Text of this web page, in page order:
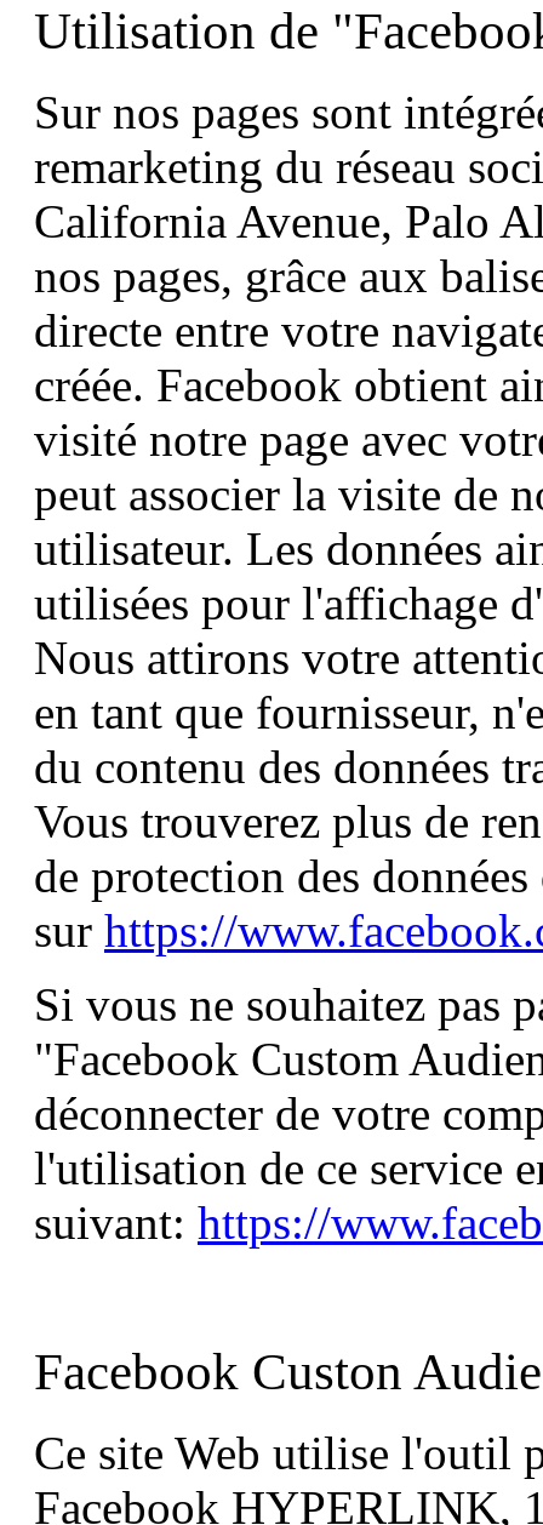
Utilisation de
Sur nos pages sont
remarketing du réseau
California Avenue, Palo
nos pages, grâce aux
directe entre votre
créée. Facebook obtient
visité notre page avec
peut associer la visite de
utilisateur. Les données
utilisées pour l'affichage
Nous attirons votre
en tant que fournisseur,
du contenu des données
Vous trouverez plus de
de protection des
sur https://
Si vous ne souhaitez pas
"Facebook Custom
déconnecter de votre
l'utilisation de ce service
suivant: https://
Facebook Custon
Ce site Web utilise l'outil
Facebook HYPERLINK,